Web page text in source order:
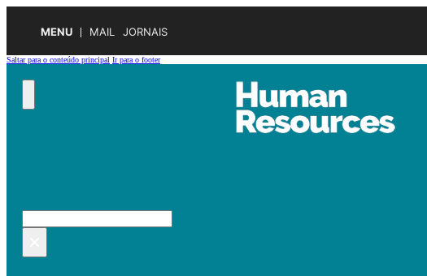
MENU MAIL JORNAIS
Saltar para o conteúdo principal Ir para o footer
Pesquisar